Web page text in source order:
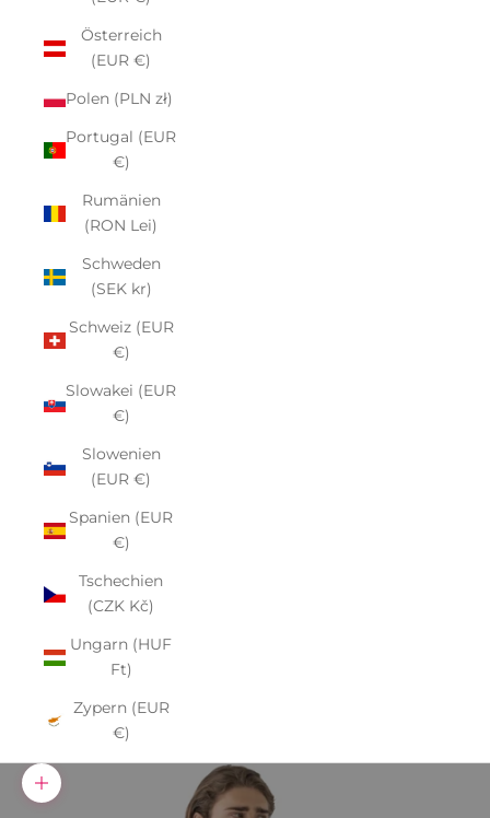
Österreich
(EUR €)
Polen (PLN zł)
Portugal (EUR
€)
Rumänien
(RON Lei)
Schweden
(SEK kr)
Schweiz (EUR
€)
Slowakei (EUR
€)
Slowenien
(EUR €)
Spanien (EUR
€)
Tschechien
(CZK Kč)
Ungarn (HUF
Ft)
Zypern (EUR
€)
Bild vergrößern